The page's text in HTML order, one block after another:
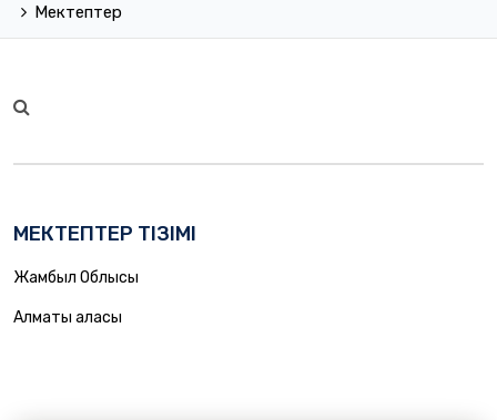
Мектептер
МЕКТЕПТЕР ТІЗІМІ
Жамбыл Облысы
Алматы Қаласы